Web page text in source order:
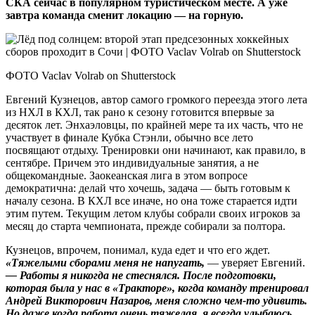
СКА сейчас в популярном туристическом месте. А уже
завтра команда сменит локацию — на горную.
ФОТО Vaclav Volrab on Shutterstock
Евгений Кузнецов, автор самого громкого переезда этого лета
из НХЛ в КХЛ, так рано к сезону готовится впервые за
десяток лет. Энхаэловцы, по крайней мере та их часть, что не
участвует в финале Кубка Стэнли, обычно все лето
посвящают отдыху. Тренировки они начинают, как правило, в
сентябре. Причем это индивидуальные занятия, а не
общекомандные. Заокеанская лига в этом вопросе
демократична: делай что хочешь, задача — быть готовым к
началу сезона. В КХЛ все иначе, но она тоже старается идти
этим путем. Текущим летом клубы собрали своих игроков за
месяц до старта чемпионата, прежде собирали за полтора.
Кузнецов, впрочем, понимал, куда едет и что его ждет.
«Тяжелыми сборами меня не напугать, — уверяет Евгений.
— Работы я никогда не стеснялся. После подготовки,
которая была у нас в «Тракторе», когда команду тренировал
Андрей Викторович Назаров, меня сложно чем‑то удивить.